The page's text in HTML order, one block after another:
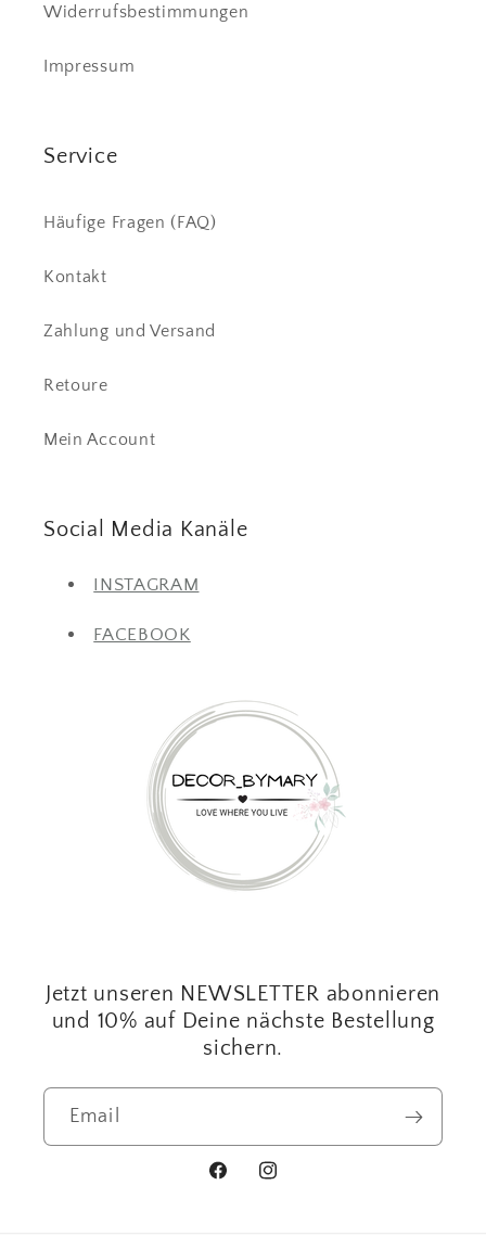
Widerrufsbestimmungen
Impressum
Service
Häufige Fragen (FAQ)
Kontakt
Zahlung und Versand
Retoure
Mein Account
Social Media Kanäle
INSTAGRAM
FACEBOOK
Jetzt unseren NEWSLETTER abonnieren
und 10% auf Deine nächste Bestellung
sichern.
Email
FacebookInstagram